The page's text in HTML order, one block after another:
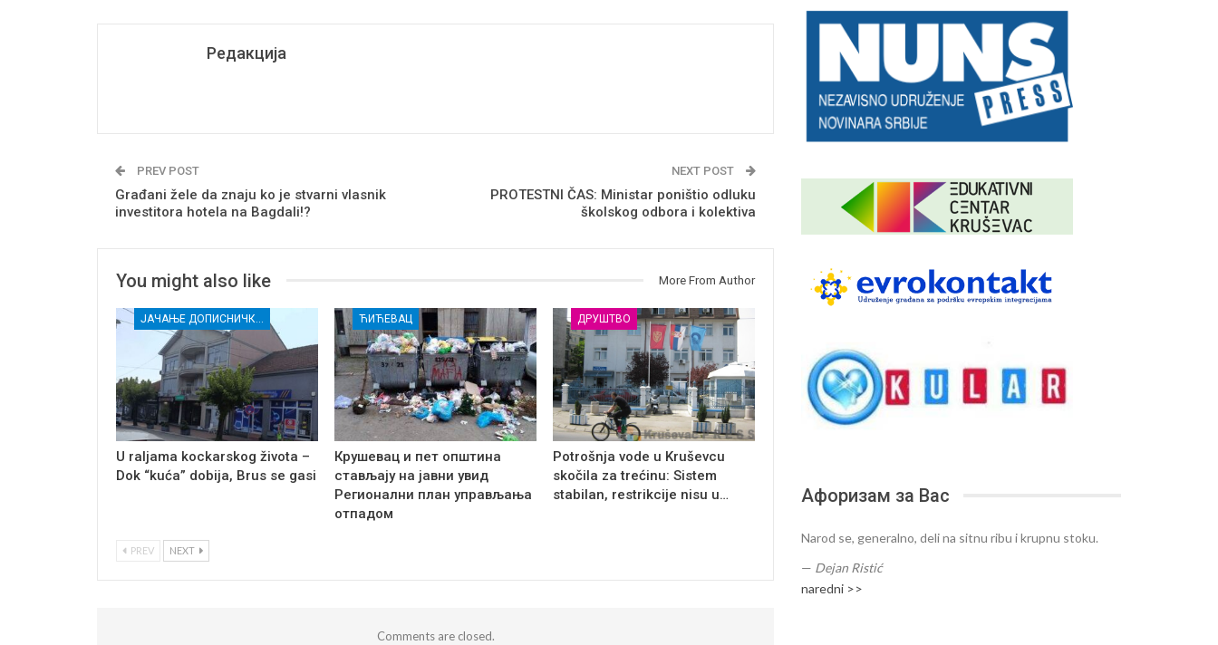
Редакција
PREV POST
Građani žele da znaju ko je stvarni vlasnik
investitora hotela na Bagdali!?
NEXT POST
PROTESTNI ČAS: Ministar poništio odluku
školskog odbora i kolektiva
You might also like More From Author
ЈАЧАЊЕ ДОПИСНИЧКЕ МРЕЖЕ НЕЗАВИСНИХ МЕДИЈА У РАСИНСКОМ ОКРУГУ
U raljama kockarskog života –
Dok “kuća” dobija, Brus se gasi
ЋИЋЕВАЦ
Крушевац и пет општина
стављају на јавни увид
Регионални план управљања
отпадом
ДРУШТВО
Potrošnja vode u Kruševcu
skočila za trećinu: Sistem
stabilan, restrikcije nisu u…
PREV NEXT
Comments are closed.
Афоризам за Вас
Narod se, generalno, deli na sitnu ribu i krupnu stoku.
— Dejan Ristić
naredni >>